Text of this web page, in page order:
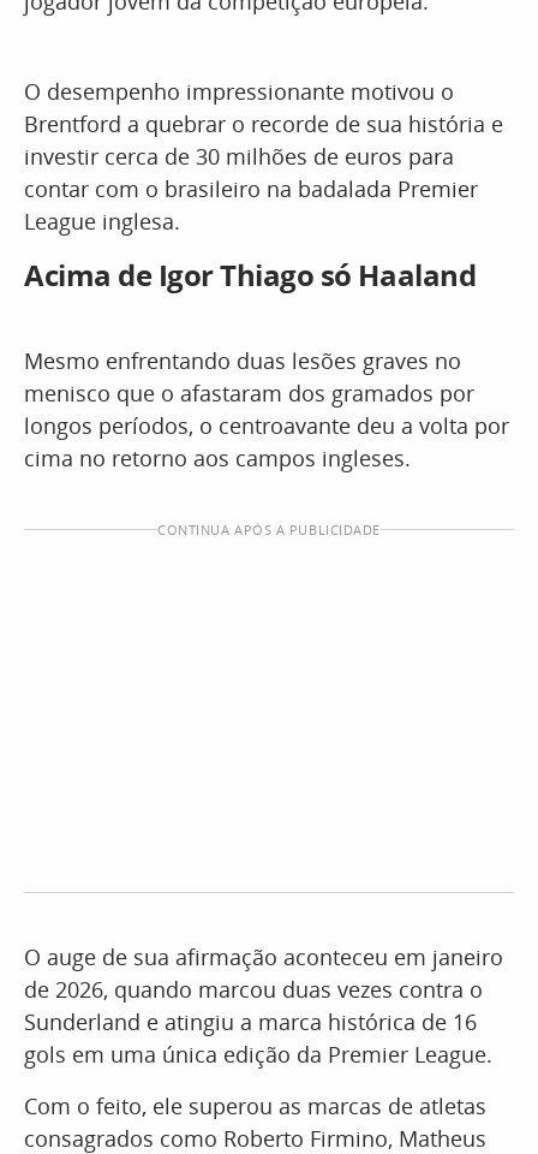
O desempenho impressionante motivou o
Brentford a quebrar o recorde de sua história e
investir cerca de 30 milhões de euros para
contar com o brasileiro na badalada Premier
League inglesa.
Acima de Igor Thiago só Haaland
Mesmo enfrentando duas lesões graves no
menisco que o afastaram dos gramados por
longos períodos, o centroavante deu a volta por
cima no retorno aos campos ingleses.
CONTINUA APÓS A PUBLICIDADE
O auge de sua afirmação aconteceu em janeiro
de 2026, quando marcou duas vezes contra o
Sunderland e atingiu a marca histórica de 16
gols em uma única edição da Premier League.
Com o feito, ele superou as marcas de atletas
consagrados como Roberto Firmino, Matheus